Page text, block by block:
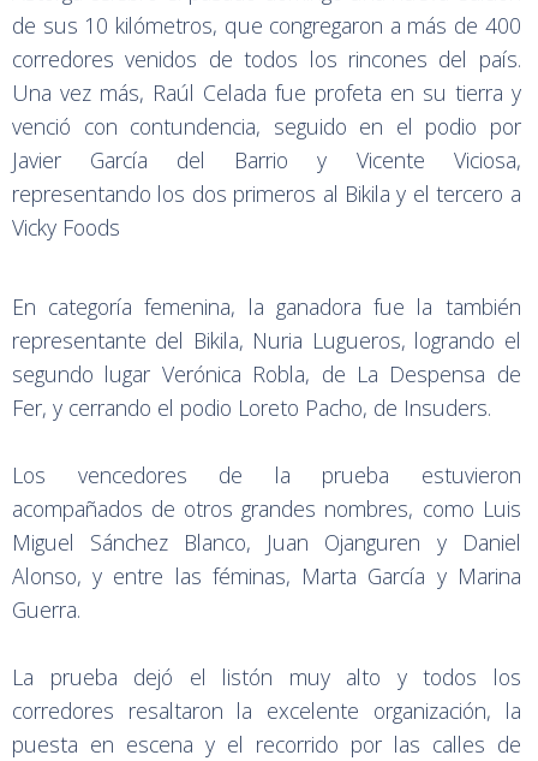
de sus 10 kilómetros, que congregaron a más de 400
corredores venidos de todos los rincones del país.
Una vez más, Raúl Celada fue profeta en su tierra y
venció con contundencia, seguido en el podio por
Javier García del Barrio y Vicente Viciosa,
representando los dos primeros al Bikila y el tercero a
Vicky Foods
En categoría femenina, la ganadora fue la también
representante del Bikila, Nuria Lugueros, logrando el
segundo lugar Verónica Robla, de La Despensa de
Fer, y cerrando el podio Loreto Pacho, de Insuders.
Los vencedores de la prueba estuvieron
acompañados de otros grandes nombres, como Luis
Miguel Sánchez Blanco, Juan Ojanguren y Daniel
Alonso, y entre las féminas, Marta García y Marina
Guerra.
La prueba dejó el listón muy alto y todos los
corredores resaltaron la excelente organización, la
puesta en escena y el recorrido por las calles de